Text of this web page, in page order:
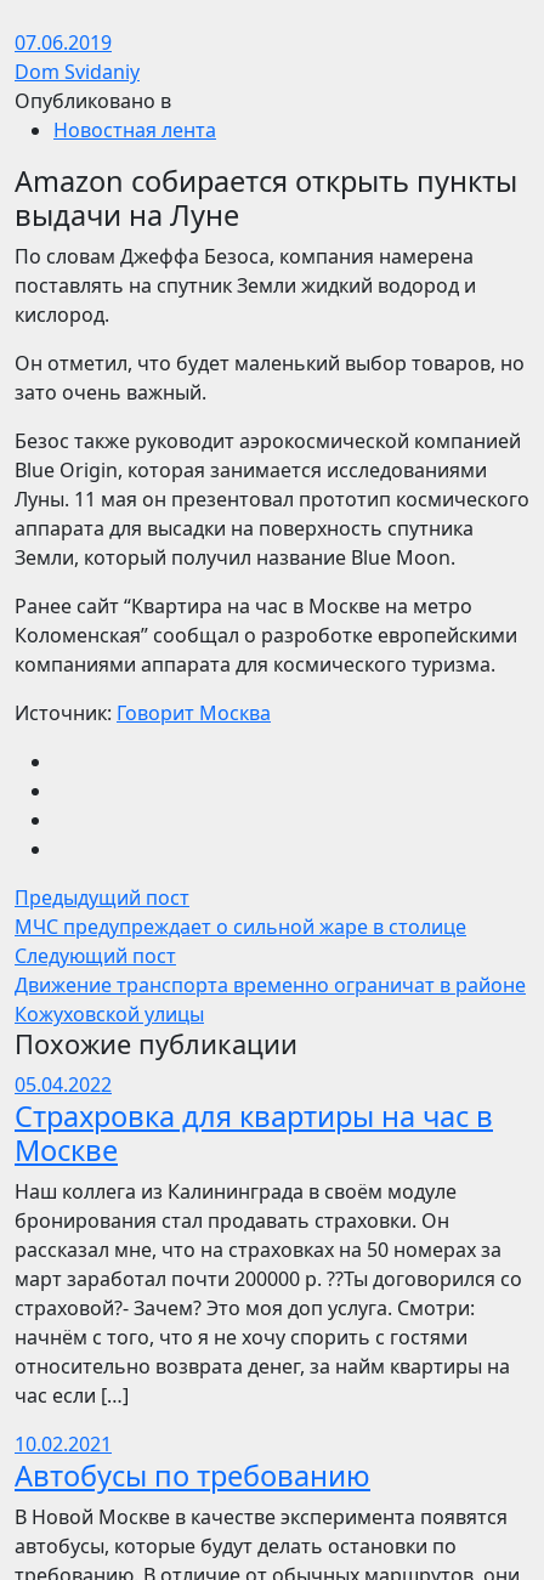
07.06.2019
Dom Svidaniy
Опубликовано в
Новостная лента
Amazon собирается открыть пункты
выдачи на Луне
По словам Джеффа Безоса, компания намерена
поставлять на спутник Земли жидкий водород и
кислород.
Он отметил, что будет маленький выбор товаров, но
зато очень важный.
Безос также руководит аэрокосмической компанией
Blue Origin, которая занимается исследованиями
Луны. 11 мая он презентовал прототип космического
аппарата для высадки на поверхность спутника
Земли, который получил название Blue Moon.
Ранее сайт “Квартира на час в Москве на метро
Коломенская” сообщал о разроботке европейскими
компаниями аппарата для космического туризма.
Источник: Говорит Москва
Предыдущий пост
МЧС предупреждает о сильной жаре в столице
Следующий пост
Движение транспорта временно ограничат в районе
Кожуховской улицы
Похожие публикации
05.04.2022
Страхровка для квартиры на час в
Москве
Наш коллега из Калининграда в своём модуле
бронирования стал продавать страховки. Он
рассказал мне, что на страховках на 50 номерах за
март заработал почти 200000 р. ??Ты договорился со
страховой?- Зачем? Это моя доп услуга. Смотри:
начнём с того, что я не хочу спорить с гостями
относительно возврата денег, за найм квартиры на
час если […]
10.02.2021
Автобусы по требованию
В Новой Москве в качестве эксперимента появятся
автобусы, которые будут делать остановки по